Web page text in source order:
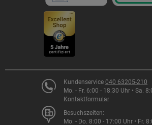
Derzeit keine Eintragungen
Kundenservice 040 63205-210
Mo. - Fr. 6:00 - 18:30 Uhr • Sa.
Kontaktformular
Besuchszeiten:
Mo. - Do. 8:00 - 17:00 Uhr • Fr.